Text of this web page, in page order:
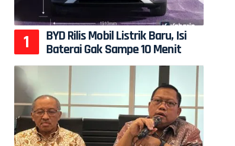
BYD Rilis Mobil Listrik Baru, Isi
Baterai Gak Sampe 10 Menit